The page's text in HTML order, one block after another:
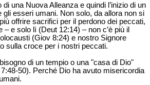
di una Nuova Alleanza e quindi l’inizio di un
gli esseri umani. Non solo, da allora non si
offrire sacrifici per il perdono dei peccati,
e solo lì (Deut 12:14) – non c’è più il
(Giov 8:24) e nostro Signore
sulla croce per i nostri peccati.
di un tempio o una "casa di Dio"
50). Perché Dio ha avuto misericordia